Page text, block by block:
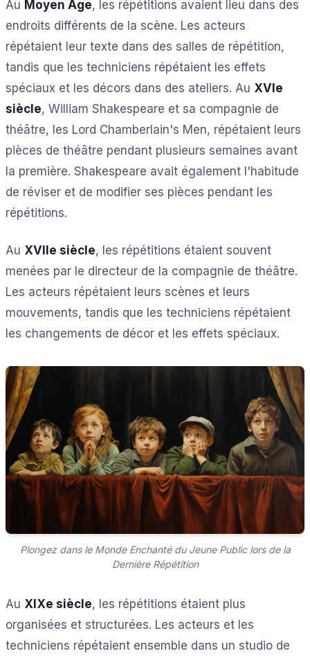
Au Moyen Âge, les répétitions avaient lieu dans des
endroits différents de la scène. Les acteurs
répétaient leur texte dans des salles de répétition,
tandis que les techniciens répétaient les effets
spéciaux et les décors dans des ateliers. Au XVIe
siècle, William Shakespeare et sa compagnie de
théâtre, les Lord Chamberlain's Men, répétaient leurs
pièces de théâtre pendant plusieurs semaines avant
la première. Shakespeare avait également l'habitude
de réviser et de modifier ses pièces pendant les
répétitions.
Au XVIIe siècle, les répétitions étaient souvent
menées par le directeur de la compagnie de théâtre.
Les acteurs répétaient leurs scènes et leurs
mouvements, tandis que les techniciens répétaient
les changements de décor et les effets spéciaux.
Plongez dans le Monde Enchanté du Jeune Public lors de la
Dernière Répétition
Au XIXe siècle, les répétitions étaient plus
organisées et structurées. Les acteurs et les
techniciens répétaient ensemble dans un studio de